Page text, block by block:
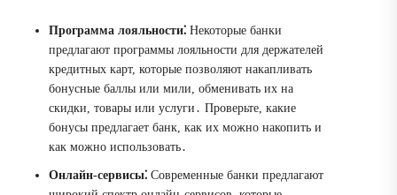
Программа лояльности⁚ Некоторые банки
предлагают программы лояльности для держателей
кредитных карт, которые позволяют накапливать
бонусные баллы или мили, обменивать их на
скидки, товары или услуги․ Проверьте, какие
бонусы предлагает банк, как их можно накопить и
как можно использовать․
Онлайн-сервисы⁚ Современные банки предлагают